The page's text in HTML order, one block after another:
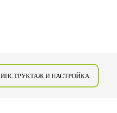
ИНСТРУКТАЖ И НАСТРОЙКА